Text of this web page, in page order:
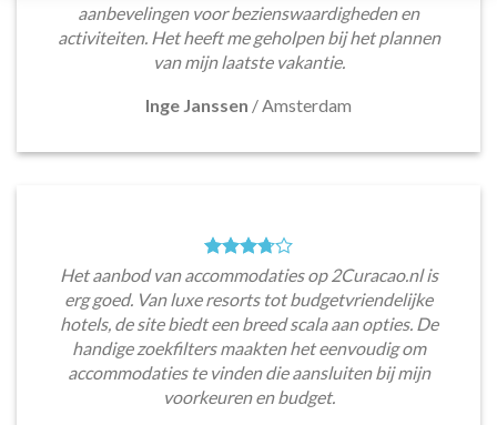
aanbevelingen voor bezienswaardigheden en
activiteiten. Het heeft me geholpen bij het plannen
van mijn laatste vakantie.
Inge Janssen / Amsterdam
Het aanbod van accommodaties op 2Curacao.nl is
erg goed. Van luxe resorts tot budgetvriendelijke
hotels, de site biedt een breed scala aan opties. De
handige zoekfilters maakten het eenvoudig om
accommodaties te vinden die aansluiten bij mijn
voorkeuren en budget.